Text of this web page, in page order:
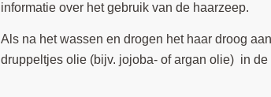
informatie over het gebruik van de haarzeep.
Als na het wassen en drogen het haar droog
druppeltjes olie (bijv. jojoba- of argan olie) in de